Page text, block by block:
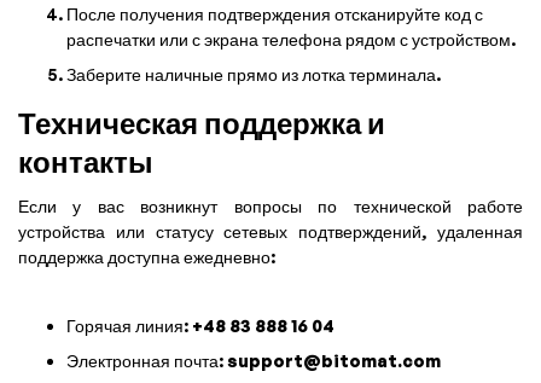
После получения подтверждения отсканируйте код с
распечатки или с экрана телефона рядом с устройством.
Заберите наличные прямо из лотка терминала.
Техническая поддержка и
контакты
Если у вас возникнут вопросы по технической работе
устройства или статусу сетевых подтверждений, удаленная
поддержка доступна ежедневно:
Горячая линия: +48 83 888 16 04
Электронная почта:support@bitomat.com